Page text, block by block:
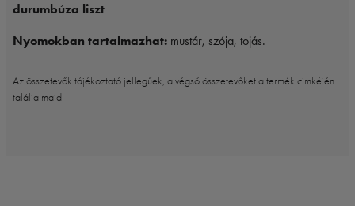
durumbúza liszt
Nyomokban tartalmazhat: mustár, szója, tojás.
Az összetevők tájékoztató jellegűek, a végső összetevőket a termék cimkéjén
találja majd